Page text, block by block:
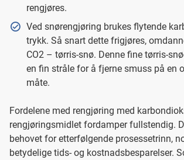
rengjøres.
Ved snørengjøring brukes flytende
trykk. Så snart dette frigjøres,
CO2 – tørris-snø. Denne fine tørris-
en fin stråle for å fjerne smuss på en
måte.
Fordelene med rengjøring med
rengjøringsmidlet fordamper fullstendig.
behovet for etterfølgende prosessetrinn,
betydelige tids- og kostnadsbesparelser.